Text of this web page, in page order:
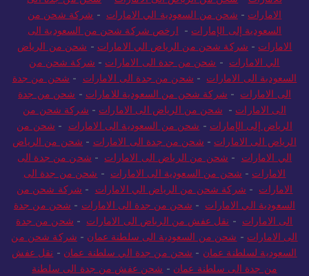
الامارات - شحن من السعودية الي الامارات - شركة شحن من
السعودية إلى الإمارات - ارخص شركة شحن من السعودية الى
الامارات - شركة شحن من الرياض الي الامارات - شحن من الرياض
الي الامارات - شحن من جدة الى الامارات - شركة شحن من
السعودية الى الامارات - شحن من جدة الى الامارات - شحن من جدة
الى الامارات - شركة شحن من السعودية للامارات - شحن من جدة
الى الامارات - شحن من الرياض الى الامارات - شركة شحن من
الرياض إلى الإمارات - شحن من السعودية الى الامارات - شحن من
الرياض الى الامارات - شحن من جدة الى الامارات - شحن من الرياض
الي الامارات - شحن من الرياض الى الامارات - شحن من جدة الى
الامارات - شحن من السعودية الى الامارات - شحن من جدة الى
الامارات - شركة شحن من الرياض الي الامارات - شركة شحن من
السعودية الي الامارات - شحن من جدة الى الامارات - شحن من جدة
الى الامارات - نقل عفش من الرياض الى الامارات - شحن من جدة
الى الامارات - شحن من السعودية الى سلطنة عمان - شركة شحن من
السعودية لسلطنة عمان - شحن من جدة الي سلطنة عمان - نقل عفش
من جدة الى سلطنة عمان - شحن عفش من جدة الى سلطنة